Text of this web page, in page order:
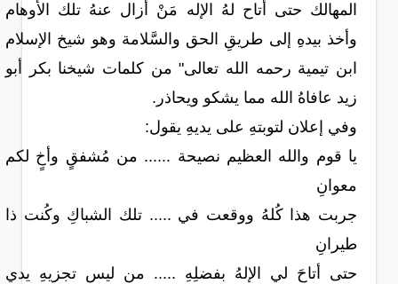
المهالك حتى أتاح لهُ الإله مَنْ أزال عنهُ تلك الأوهام
وأخذ بيدهِ إلى طريقِ الحق والسَّلامة وهو شيخ الإسلام
ابن تيمية رحمه الله تعالى" من كلمات شيخنا بكر أبو
زيد عافاهُ الله مما يشكو ويحاذر.
وفي إعلان لتوبتهِ على يديهِ يقول:
يا قوم والله العظيم نصيحة ...... من مُشفقٍ وأخٍ لكم
معوانِ
جربت هذا كُلهُ ووقعت في ..... تلك الشباكِ وكُنت ذا
طيرانِ
حتى أتاحَ لي الإلهُ بفضلِهِ ..... من ليس تجزيهِ يدي